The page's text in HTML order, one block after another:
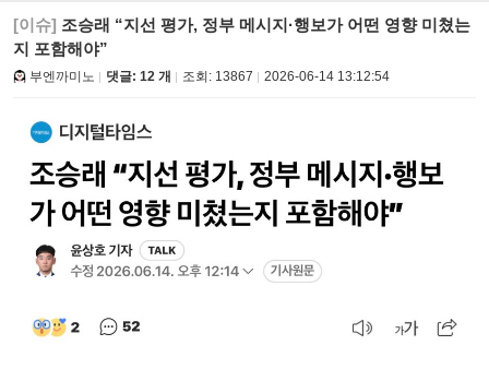
[이슈] 조승래 “지선 평가, 정부 메시지·행보가 어떤 영향 미쳤는
지 포함해야”
부엔까미노 댓글: 12 개 조회: 13867 2026-06-14 13:12:54